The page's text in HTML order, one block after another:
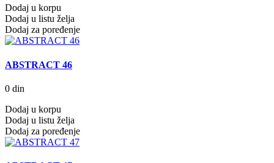
Dodaj u korpu
Dodaj u listu želja
Dodaj za poređenje
ABSTRACT 46
0 din
Dodaj u korpu
Dodaj u listu želja
Dodaj za poređenje